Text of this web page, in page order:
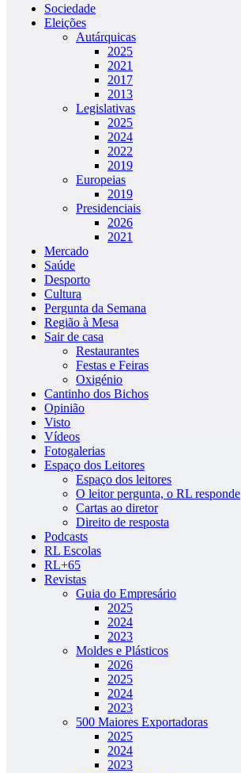
Sociedade
Eleições
Autárquicas
2025
2021
2017
2013
Legislativas
2025
2024
2022
2019
Europeias
2019
Presidenciais
2026
2021
Mercado
Saúde
Desporto
Cultura
Pergunta da Semana
Região à Mesa
Sair de casa
Restaurantes
Festas e Feiras
Oxigénio
Cantinho dos Bichos
Opinião
Visto
Vídeos
Fotogalerias
Espaço dos Leitores
Espaço dos leitores
O leitor pergunta, o RL responde
Cartas ao diretor
Direito de resposta
Podcasts
RL Escolas
RL+65
Revistas
Guia do Empresário
2025
2024
2023
Moldes e Plásticos
2026
2025
2024
2023
500 Maiores Exportadoras
2025
2024
2023